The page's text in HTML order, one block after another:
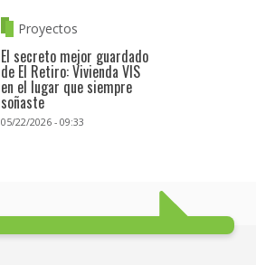
Proyectos
El secreto mejor guardado
de El Retiro: Vivienda VIS
en el lugar que siempre
soñaste
05/22/2026 - 09:33